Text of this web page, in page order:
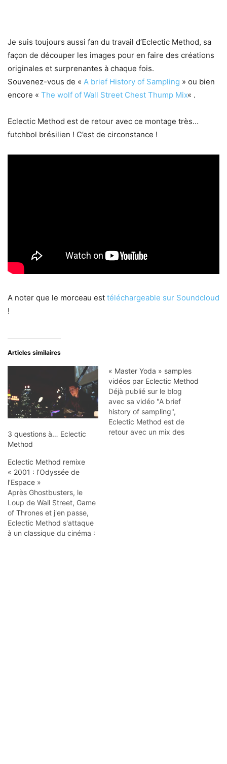
Je suis toujours aussi fan du travail d’Eclectic Method, sa
façon de découper les images pour en faire des créations
originales et surprenantes à chaque fois.
Souvenez-vous de « A brief History of Sampling » ou bien
encore « The wolf of Wall Street Chest Thump Mix« .
Eclectic Method est de retour avec ce montage très…
futchbol brésilien ! C’est de circonstance !
A noter que le morceau est téléchargeable sur Soundcloud
!
Articles similaires
3 questions à… Eclectic
Method
« Master Yoda » samples
vidéos par Eclectic Method
Déjà publié sur le blog
avec sa vidéo "A brief
history of sampling",
Eclectic Method est de
retour avec un mix des
Eclectic Method remixe
« 2001 : l’Odyssée de
l’Espace »
Après Ghostbusters, le
Loup de Wall Street, Game
of Thrones et j'en passe,
Eclectic Method s'attaque
à un classique du cinéma :